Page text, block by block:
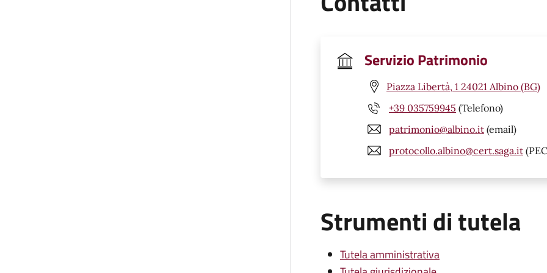
Servizio Patrimonio
Piazza Libertà, 1 24021 Albino (BG)
+39 035759945 (Telefono)
patrimonio@albino.it (email)
protocollo.albino@cert.saga.it
Strumenti di tutela
Tutela amministrativa